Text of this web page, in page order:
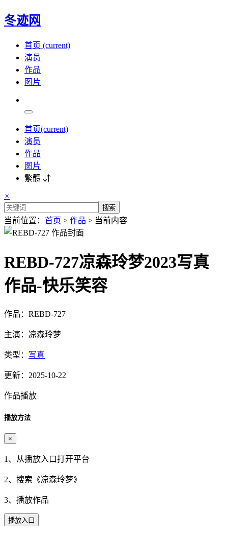
冬迹网
首页 (current)
演员
作品
图片
首页(current)
演员
作品
图片
繁體 ⇵
×
搜索
当前位置： 首页 > 作品 > 当前内容
REBD-727凉森玲梦2023写真
作品-快乐笑容
作品：REBD-727
主演：凉森玲梦
类型： 写真
更新：2025-10-22
作品播放
播放方法
×
1、从播放入口打开平台
2、搜索《凉森玲梦》
3、播放作品
播放入口